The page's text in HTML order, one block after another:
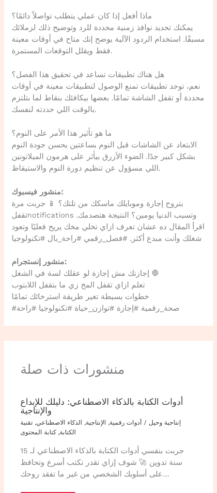
ماذا أفعل إذا كان عملي يتطلب تواصلاً دائمًا؟
يمكنك تحديد نوافذ زمنية محددة للرد وتوضيح ذلك لزملائك
مسبقًا. استخدام الردود الآلية يوضح إنك متاح في أوقات معينة
فقط ويقلل التوقعات المستمرة.
هل هناك تطبيقات تساعد في تحقيق هذا الفصل؟
نعم، توجد تطبيقات تمنع الوصول لتطبيقات معينة في أوقات
محددة أو تقفل الشاشة تمامًا. بعضها بيكافئك بنقاط لما بتلتزم
بالوقت اللي حددته لنفسك.
ما هو تأثير هذا الأمر على النوم؟
الابتعاد عن الشاشات قبل النوم بساعتين يحسن جودة النوم
بشكل كبير جدًا. الضوء الأزرق بيأثر على هرمون الميلاتونين
اللي مسؤول عن تنظيم دورة النوم والاستيقاظ.
منشور فيسبوك:
بتروح إجازة وموبايلك ماسكك من تلتك؟ 📱 جربت مرة
تقفلnotifications وتسيب الدنيا يومين؟ النتيجة هتصدمك.
اقرأ المقال ده عشان تعرف ازاي تخلي مخك يريح فعليًا وتعود
شغلك وأنت مبدع أكثر. #فصل_رقمي #راحة_بال #تكنولوجيا
منشور إنستجرام:
إجازتك مش إجازة لو عقلك لسة في الشغل 🛑
تعلم ازاي تقفل المخ زي ما بتقفل اللابتوب
خطوات بسيطة تغير طريقة استرخائك تمامًا
#صحة_رقمية #إجازة #توازن_حياة #تكنولوجيا #راحة
منشورات ذات صلة
أدوات الكتابة بالذكاء الاصطناعي: دليلك للإبداع
والإنتاجية
إنتاجية وحيل / أدوات رقمية, الإنتاجية, الذكاء الاصطناعي,تقنية
الكتابة,كتابة المحتوى
جربت بنفسي أدوات الكتابة بالذكاء الاصطناعي لـ 15
سنة تدوين 🚀 شوف إزاي تقدر تكتب أسرع وتحافظ
على أسلوبك الشخصي من غير ما تفقد روحك…